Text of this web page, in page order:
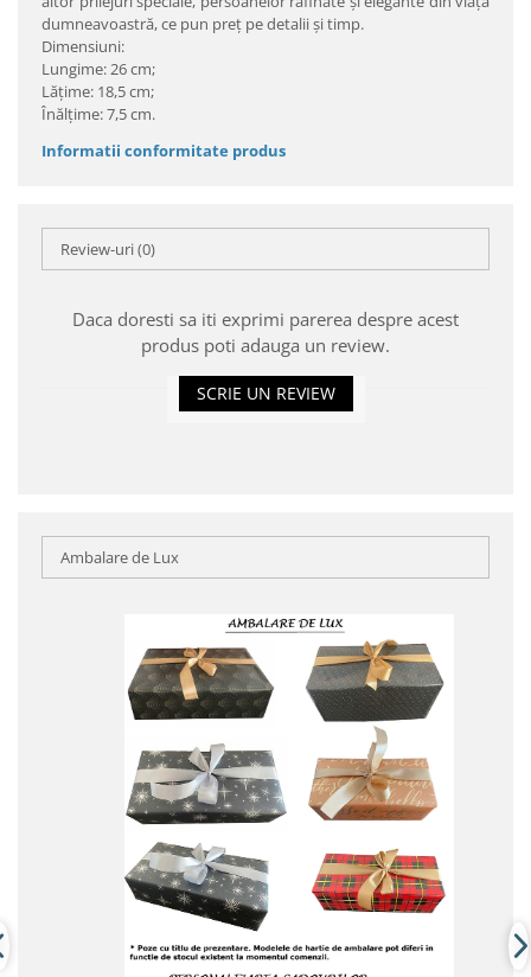
dumneavoastră, ce pun preţ pe detalii şi timp.
Dimensiuni:
Lungime: 26 cm;
Lăţime: 18,5 cm;
Înălţime: 7,5 cm.
Informatii conformitate produs
Review-uri(0)
Daca doresti sa iti exprimi parerea despre acest
produs poti adauga un review.
SCRIE UN REVIEW
Ambalare de Lux